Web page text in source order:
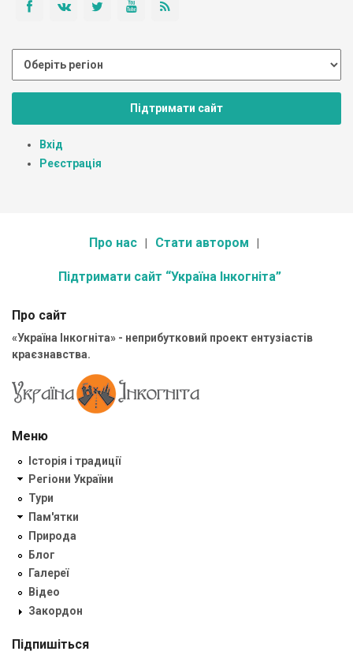
Підтримати сайт
Вхід
Реєстрація
Про нас Стати автором
Підтримати сайт “Україна Інкогніта”
Про сайт
«Україна Інкогніта» - неприбутковий проект ентузіастів
краєзнавства.
Меню
Історія і традиції
Регіони України
Тури
Пам'ятки
Природа
Блог
Галереї
Відео
Закордон
Підпишіться